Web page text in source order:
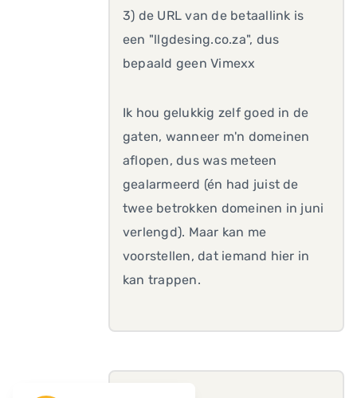
3) de URL van de betaallink is
een "llgdesing.co.za", dus
bepaald geen Vimexx
Ik hou gelukkig zelf goed in de
gaten, wanneer m'n domeinen
aflopen, dus was meteen
gealarmeerd (én had juist de
twee betrokken domeinen in juni
verlengd). Maar kan me
voorstellen, dat iemand hier in
kan trappen.